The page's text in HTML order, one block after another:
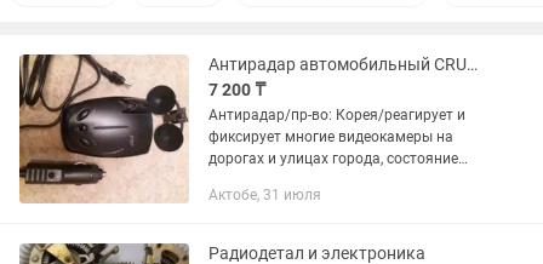
Антирадар автомобильный CRUNCH 2130
7 200 ₸
Антирадар/пр-во: Корея/реагирует и
фиксирует многие видеокамеры на
дорогах и улицах города, состояние
радар+кабель+крепление
Актобе, 31 июля
Радиодетал и электроника